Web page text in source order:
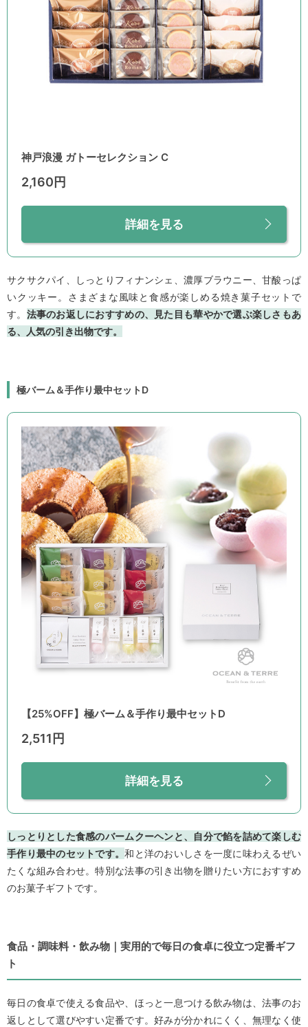
神戸浪漫 ガトーセレクション C
2,160円
詳細を見る
サクサクパイ、しっとりフィナンシェ、濃厚ブラウニー、甘酸っぱ
いクッキー。さまざまな風味と食感が楽しめる焼き菓子セットで
す。 法事のお返しにおすすめの、見た目も華やかで選ぶ楽しさもあ
る、人気の引き出物です。
極バーム＆手作り最中セットD
【25%OFF】極バーム＆手作り最中セットD
2,511円
詳細を見る
しっとりとした食感のバームクーヘンと、自分で餡を詰めて楽しむ
手作り最中のセットです。和と洋のおいしさを一度に味わえるぜい
たくな組み合わせ。特別な法事の引き出物を贈りたい方におすすめ
のお菓子ギフトです。
食品・調味料・飲み物｜実用的で毎日の食卓に役立つ定番ギフ
ト
毎日の食卓で使える食品や、ほっと一息つける飲み物は、法事のお
返しとして選びやすい定番です。好みが分かれにくく、無理なく使